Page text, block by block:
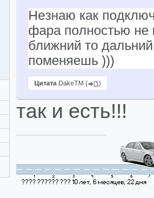
Цитата DakeTM ( )
Незнаю как
фара полностью не
ближний то
поменяешь )))
так и есть!!!